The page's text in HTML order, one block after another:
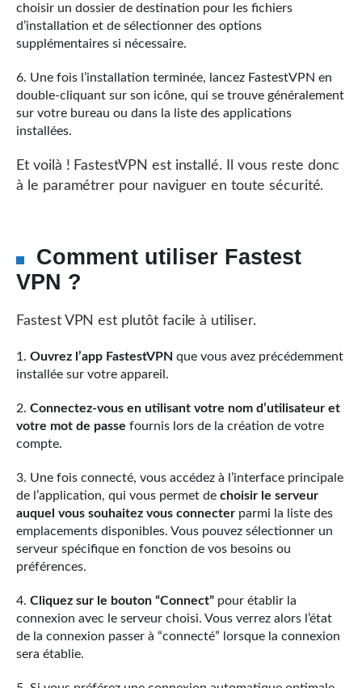
choisir un dossier de destination pour les fichiers
d’installation et de sélectionner des options
supplémentaires si nécessaire.
Une fois l’installation terminée, lancez FastestVPN en
double-cliquant sur son icône, qui se trouve généralement
sur votre bureau ou dans la liste des applications
installées.
Et voilà ! FastestVPN est installé. Il vous reste donc
à le paramétrer pour naviguer en toute sécurité.
Comment utiliser Fastest
VPN ?
Fastest VPN est plutôt facile à utiliser.
Ouvrez l’app FastestVPN que vous avez précédemment
installée sur votre appareil.
Connectez-vous en utilisant votre nom d’utilisateur et
votre mot de passe fournis lors de la création de votre
compte.
Une fois connecté, vous accédez à l’interface principale
de l’application, qui vous permet de choisir le serveur
auquel vous souhaitez vous connecter parmi la liste des
emplacements disponibles. Vous pouvez sélectionner un
serveur spécifique en fonction de vos besoins ou
préférences.
Cliquez sur le bouton “Connect” pour établir la
connexion avec le serveur choisi. Vous verrez alors l’état
de la connexion passer à “connecté” lorsque la connexion
sera établie.